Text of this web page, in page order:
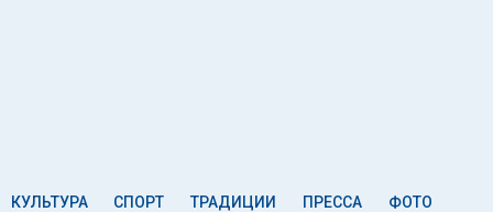
КУЛЬТУРА СПОРТ ТРАДИЦИИ ПРЕССА ФОТО